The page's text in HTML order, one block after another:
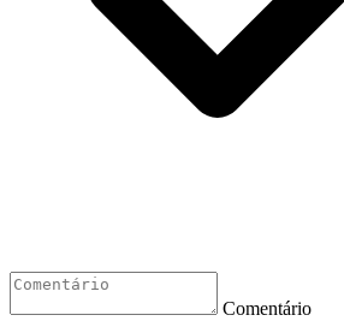
Comentário